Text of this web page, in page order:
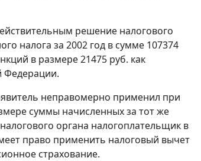
решение налогового
налога за 2002 год в сумме 107374
в размере 21475 руб. как
Федерации.
неправомерно применил при
суммы начисленных за тот же
органа налогоплательщик в
право применить налоговый вычет
страхование.